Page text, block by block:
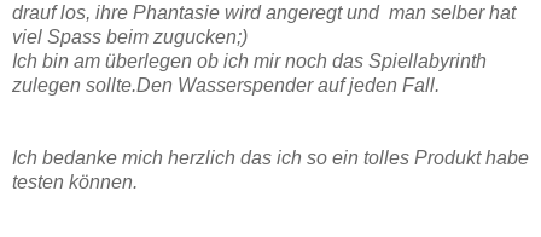
drauf los, ihre Phantasie wird angeregt und man selber hat
viel Spass beim zugucken;)
Ich bin am überlegen ob ich mir noch das Spiellabyrinth
zulegen sollte.Den Wasserspender auf jeden Fall.
Ich bedanke mich herzlich das ich so ein tolles Produkt habe
testen können.